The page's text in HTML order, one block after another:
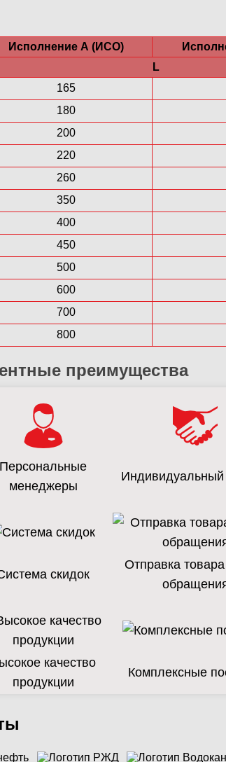
Исполнение А (ИСО)
L
165
180
200
220
260
350
400
450
500
600
700
800
преимущества
Персональные
менеджеры
Индивидуальный
скидок
Отправка
качество
продукции
Комплексные